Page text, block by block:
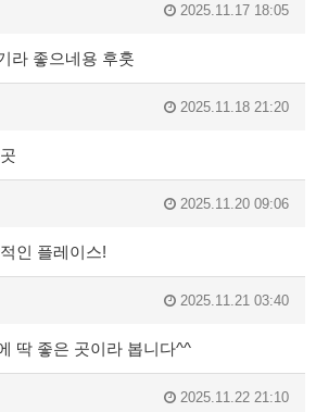
2025.11.17 18:05
라 좋으네용 후훗
2025.11.18 21:20
2025.11.20 09:06
인 플레이스!
2025.11.21 03:40
딱 좋은 곳이라 봅니다^^
2025.11.22 21:10